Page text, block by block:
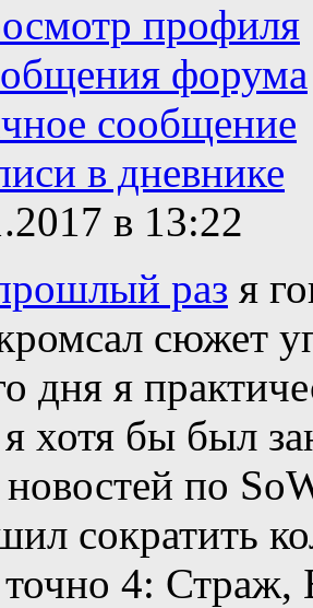
профиля
форума
сообщение
в дневнике
в 13:22
раз я
сюжет
дня я
хотя бы был
по
сократить
4: Страж,